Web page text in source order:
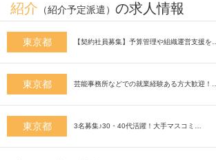
紹介 （紹介予定派遣） の求人情報
東京都 【契約社員募集】予算管理や組織運営支援を…
東京都 芸能事務所などでの就業経験ある方大歓迎！…
東京都 3名募集♪30・40代活躍！大手マスコミ…